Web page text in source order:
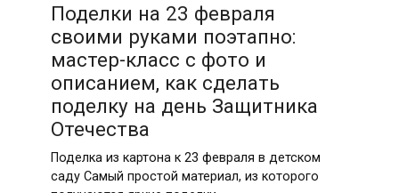
Поделки на 23 февраля
своими руками поэтапно:
мастер-класс с фото и
описанием, как сделать
поделку на день Защитника
Отечества
Поделка из картона к 23 февраля в детском
саду Самый простой материал, из которого